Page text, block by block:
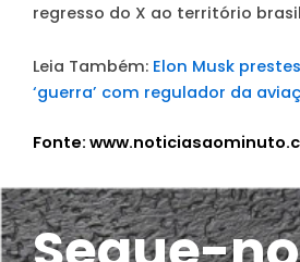
regresso do X ao território
Leia Também: Elon Musk
‘guerra’ com regulador da
Fonte: